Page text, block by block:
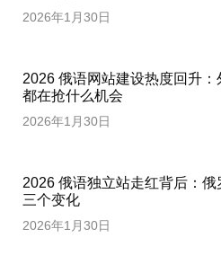
2026年1月30日
2026 俄语网站建设热度回升
都在抢什么机会
2026年1月30日
2026 俄语独立站走红背后：
三个变化
2026年1月30日